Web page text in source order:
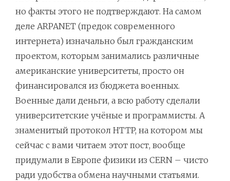
но факты этого не подтверждают. На самом
деле ARPANET (предок современного
интернета) изначально был гражданским
проектом, которым занимались различные
американские университеты, просто он
финансировался из бюджета военных.
Военные дали деньги, а всю работу сделали
университетские учёные и программисты. А
знаменитый протокол HTTP, на котором мы
сейчас с вами читаем этот пост, вообще
придумали в Европе физики из CERN – чисто
ради удобства обмена научными статьями.